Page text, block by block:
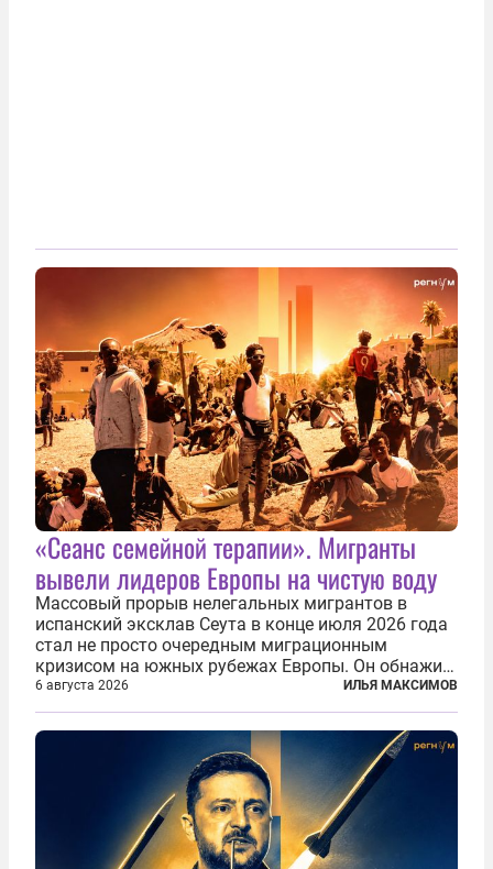
«Сеанс семейной терапии». Мигранты
вывели лидеров Европы на чистую воду
Массовый прорыв нелегальных мигрантов в
испанский эксклав Сеута в конце июля 2026 года
стал не просто очередным миграционным
кризисом на южных рубежах Европы. Он обнажил
фундаментальный раскол внутри Евросоюза,
продемонстрировав, что десятилетиями
выстраивавшаяся миграционная политика ЕС
6 августа 2026 ИЛЬЯ МАКСИМОВ